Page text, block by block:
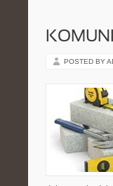
POSTED BY